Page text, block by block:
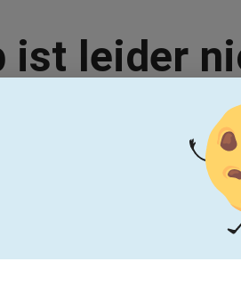
ist leider
Vielleicht